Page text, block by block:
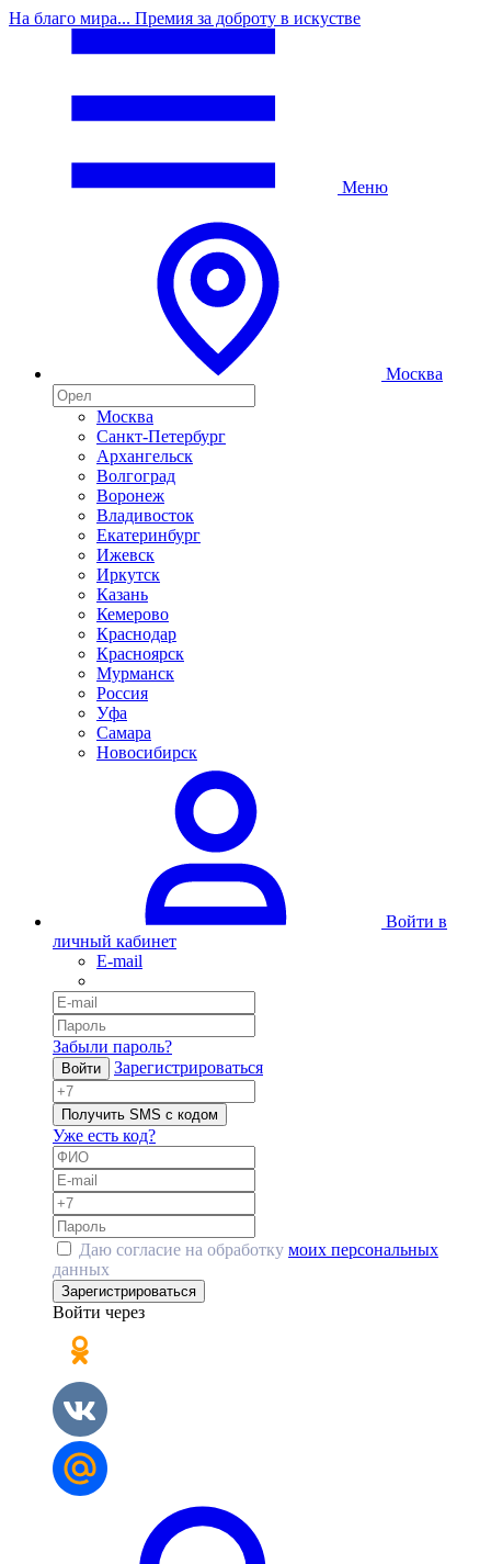
На благо мира... Премия за доброту в искустве
Меню
Москва
Москва
Санкт-Петербург
Архангельск
Волгоград
Воронеж
Владивосток
Екатеринбург
Ижевск
Иркутск
Казань
Кемерово
Краснодар
Красноярск
Мурманск
Россия
Уфа
Самара
Новосибирск
Войти в
личный кабинет
E-mail
Забыли пароль?
Войти Зарегистрироваться
Получить SMS с кодом
Уже есть код?
Даю согласие на обработку моих персональных
данных
Зарегистрироваться
Войти через